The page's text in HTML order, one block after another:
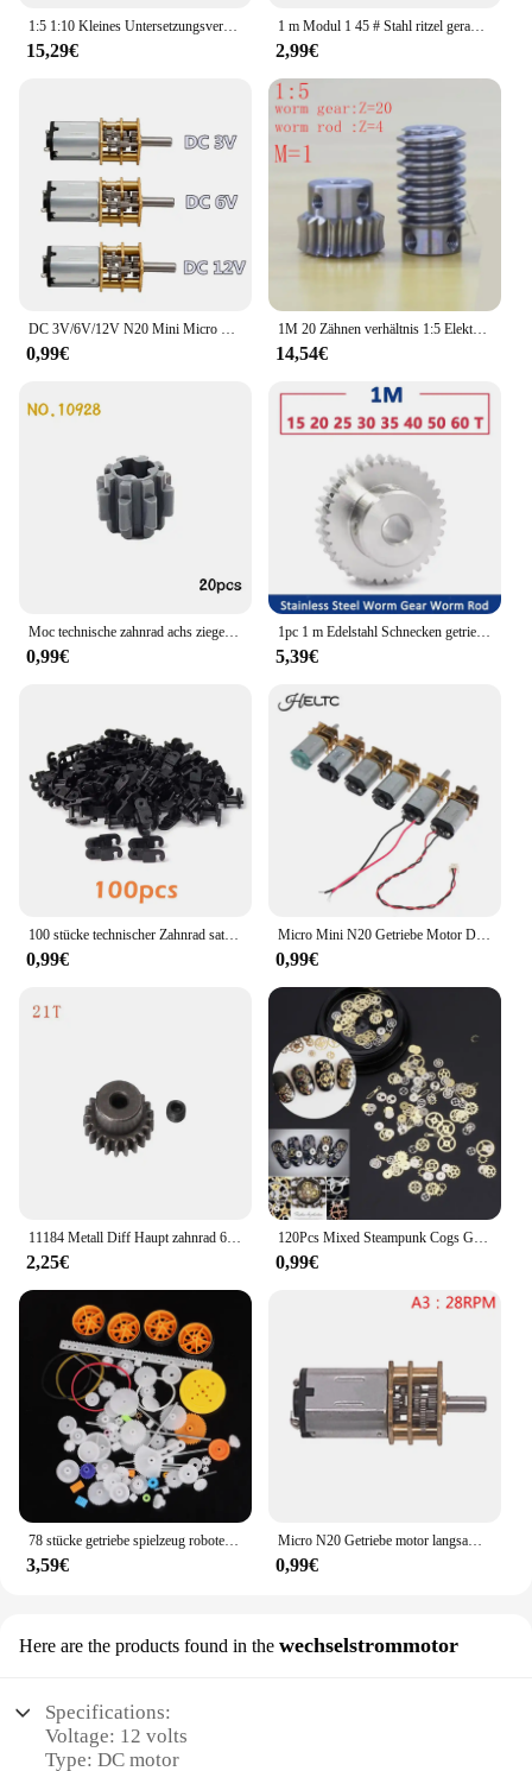
1:5 1:10 Kleines Untersetzungsverhältnis 1M 20T Schneckengetriebeantrieb 2/4 Gewindewurm Hochwertiger Präzisionswurm 6/8/10MM
15,29€
1 m Modul 1 45 # Stahl ritzel gerade Zähne Zahnrad 10mm Dicke 8t 18t 20t bis 200 Zahn fit 1 Mod CNC Graveur Maschinen gestell
2,99€
DC 3V/6V/12V N20 Mini Micro Metallgetriebemotor mit Zahnrad DC-Motoren 15/30/50/60/100/200/300/500/1000RPM
0,99€
1M 20 Zähnen verhältnis 1:5 Elektrische Motoren stahl Wurm Getriebe Stange Set wurm getriebe loch 6 8 10mm, stange loch 8 10mm
14,54€
Moc technische zahnrad achs ziegel teile schnecken gestell verbinder zug wagen kran modell leduo 92693 3743 62821 montiert partikel
0,99€
1pc 1 m Edelstahl Schnecken getriebe Drehzahl verhältnis 15/20/25/30/35/40/50/60 1 Modul Turbine Schnecken getriebe Teile
5,39€
100 stücke technischer Zahnrad satz Glieder kette Ziegel Zahnräder Satz Teile 3711 14696 10928 94925 3648 3649 für Moc Bausteine Zug spielzeug
0,99€
Micro Mini N20 Getriebe Motor DC 3V -6V 5V 28RPM 60RPM 110RPM 300RPM Langsam Geschwindigkeit Voll Metall Getriebe Minderer Elektrische Motor DIY Spielzeug
0,99€
11184 Metall Diff Haupt zahnrad 64t Motor ritzel 17t 21t 26t 29t für LKW rc Teile hsp himoto amax redcat
2,25€
120Pcs Mixed Steampunk Cogs Getriebe Uhr Charme UV Rahmen Harz Schmuck Füllungen DIY Nagel dekorationen
0,99€
3,59€
Micro N20 Getriebe motor langsame Geschwindigkeit Metall Getriebe Reduzier stück Elektromotor DIY Spielzeug
0,99€
Here are the products found in the wechselstrommotor
Specifications:
Voltage: 12 volts
Type: DC motor